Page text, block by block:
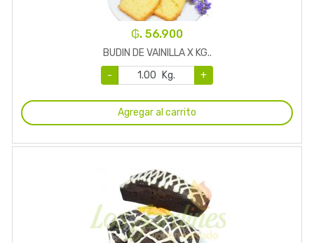
₲. 56.900
BUDIN DE VAINILLA X KG..
-
Kg. +
Agregar al carrito